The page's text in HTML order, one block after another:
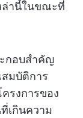
ล่านี้ในขณะที่
กอบสำคัญ
มบัติการ
รงการของ
เกินความ